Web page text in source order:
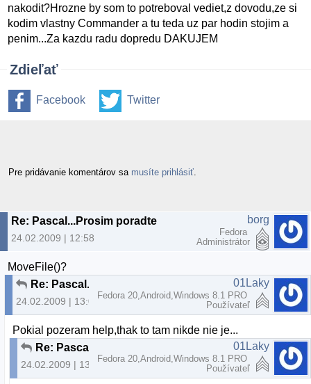
nakodit?Hrozne by som to potreboval vediet,z dovodu,ze si
kodim vlastny Commander a tu teda uz par hodin stojim a
penim...Za kazdu radu dopredu DAKUJEM
Zdieľať
Facebook Twitter
Pre pridávanie komentárov sa musíte prihlásiť
Re: Pascal...Prosim poradte
24.02.2009 | 12:58
borg
Fedora
Administrátor
MoveFile()?
Re: Pascal...Prosim poradte
24.02.2009 | 13:07
01Laky
Fedora 20,Android,Windows 8.1 PRO
Používateľ
Pokial pozeram help,thak to tam nikde nie je...
Re: Pascal...Prosim poradte
24.02.2009 | 13:17
01Laky
Fedora 20,Android,Windows 8.1 PRO
Používateľ